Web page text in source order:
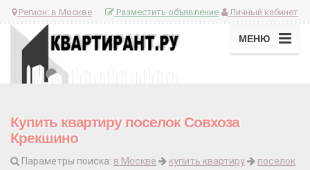
Регион: в Москве Личный кабинет
Разместить объявление
МЕНЮ
Купить квартиру поселок Совхоза
Крекшино
Параметры поиска: в Москве купить квартиру
поселок